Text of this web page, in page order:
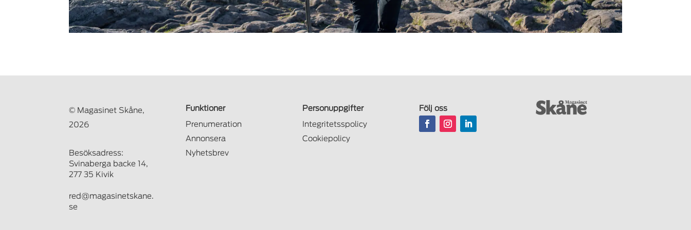
© Magasinet Skåne,
2026
Besöksadress:
Svinaberga backe 14,
277 35 Kivik
red@magasinetskane.
se
Funktioner
Prenumeration
Annonsera
Nyhetsbrev
Personuppgifter
Integritetsspolicy
Cookiepolicy
Följ oss